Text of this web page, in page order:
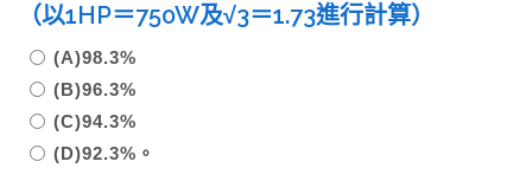
（以1HP＝750W及√3＝1.73進行計算）
(A)98.3%
(B)96.3%
(C)94.3%
(D)92.3%。